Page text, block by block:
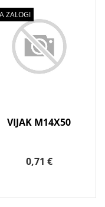
ZALOGI
VIJAK M14X50
0,71 €